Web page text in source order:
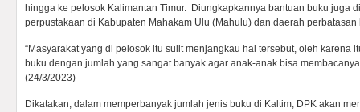
hingga ke pelosok Kalimantan Timur. Diungkapkannya bantuan buku juga
perpustakaan di Kabupaten Mahakam Ulu (Mahulu) dan daerah perbatasan
“Masyarakat yang di pelosok itu sulit menjangkau hal tersebut, oleh karena
buku dengan jumlah yang sangat banyak agar anak-anak bisa
(24/3/2023)
Dikatakan, dalam memperbanyak jumlah jenis buku di Kaltim, DPK akan